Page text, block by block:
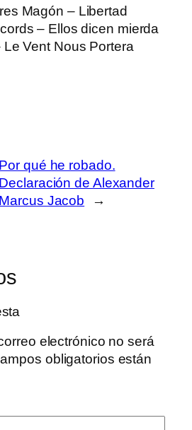
Magón – Libertad
– Ellos dicen mierda
Le Vent Nous Portera
Por qué he robado.
Declaración de Alexander
Marcus Jacob
→
electrónico no será
obligatorios están